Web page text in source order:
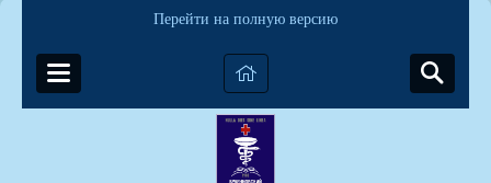
Перейти на полную версию